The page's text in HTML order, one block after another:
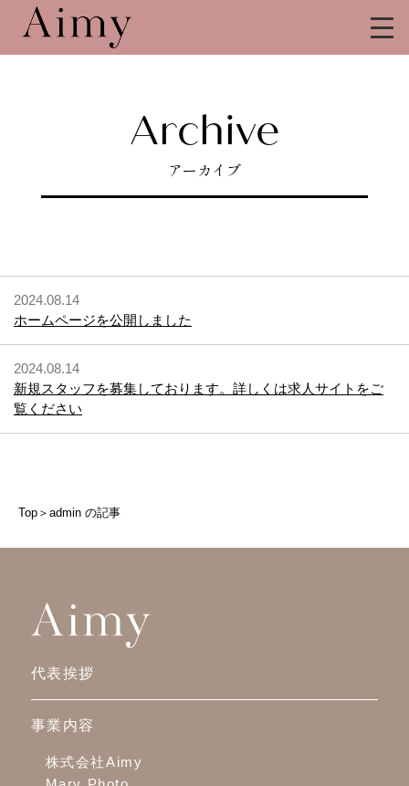
Archive
アーカイブ
2024.08.14
ホームページを公開しました
2024.08.14
新規スタッフを募集しております。詳しくは求人サイトをご
覧ください
Top ＞ admin の記事
代表挨拶
事業内容
株式会社Aimy